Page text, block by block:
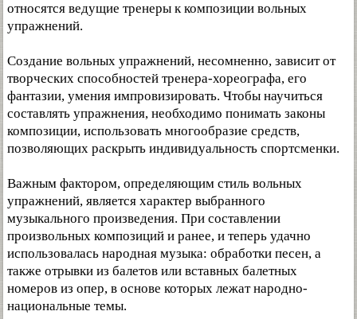
относятся ведущие тренеры к композиции вольных
упражнений.
Создание вольных упражнений, несомненно, зависит от
творческих способностей тренера-хореографа, его
фантазии, умения импровизировать. Чтобы научиться
составлять упражнения, необходимо понимать законы
композиции, использовать многообразие средств,
позволяющих раскрыть индивидуальность спортсменки.
Важным фактором, определяющим стиль вольных
упражнений, является характер выбранного
музыкального произведения. При составлении
произвольных композиций и ранее, и теперь удачно
использовалась народная музыка: обработки песен, а
также отрывки из балетов или вставных балетных
номеров из опер, в основе которых лежат народно-
национальные темы.